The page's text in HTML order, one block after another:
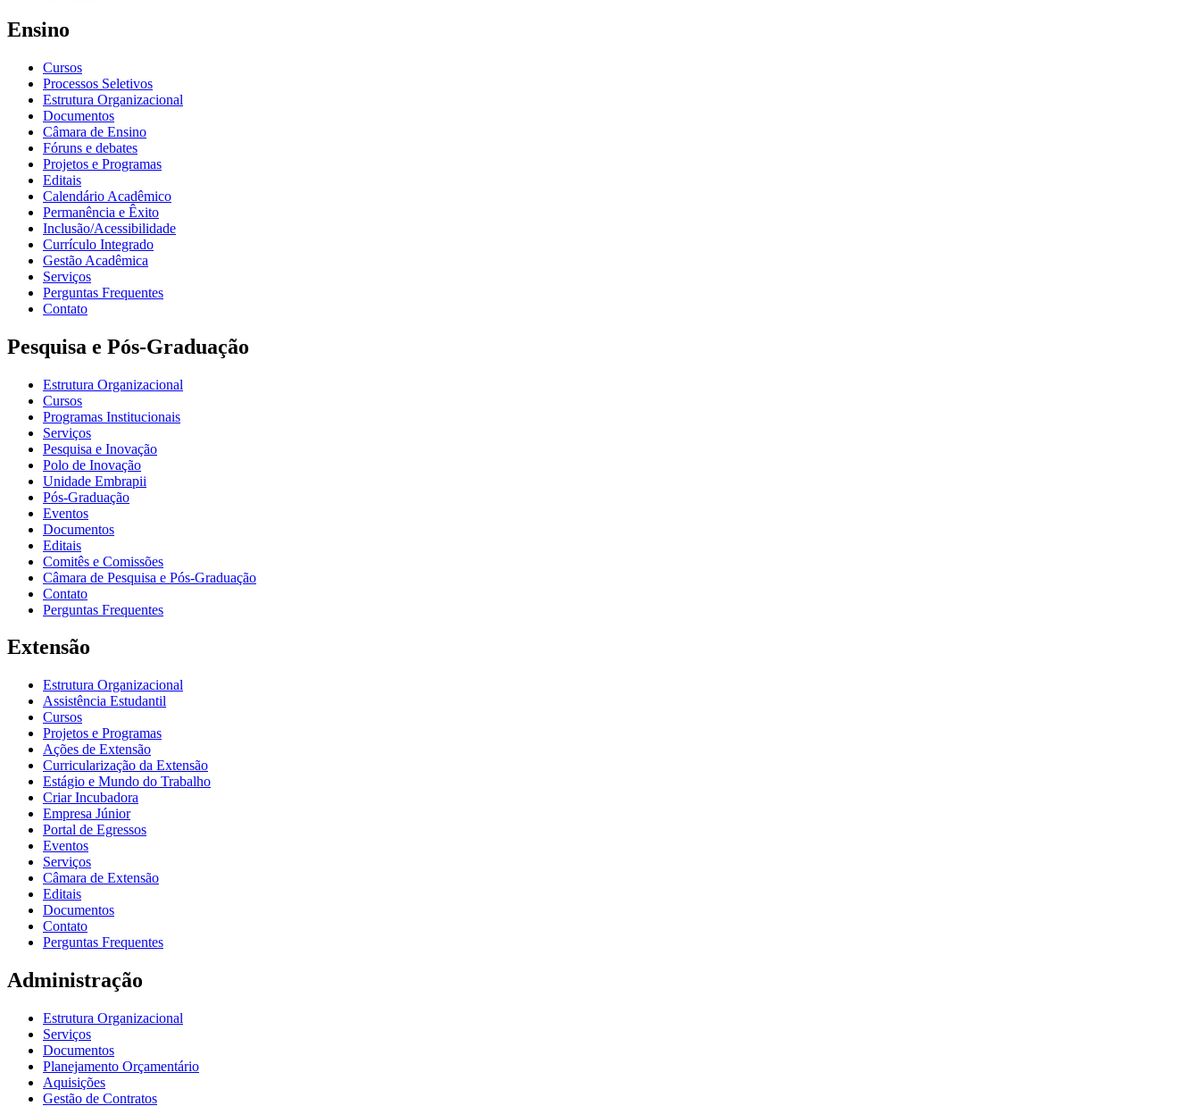
Ensino
Cursos
Processos Seletivos
Estrutura Organizacional
Documentos
Câmara de Ensino
Fóruns e debates
Projetos e Programas
Editais
Calendário Acadêmico
Permanência e Êxito
Inclusão/Acessibilidade
Currículo Integrado
Gestão Acadêmica
Serviços
Perguntas Frequentes
Contato
Pesquisa e Pós-Graduação
Estrutura Organizacional
Cursos
Programas Institucionais
Serviços
Pesquisa e Inovação
Polo de Inovação
Unidade Embrapii
Pós-Graduação
Eventos
Documentos
Editais
Comitês e Comissões
Câmara de Pesquisa e Pós-Graduação
Contato
Perguntas Frequentes
Extensão
Estrutura Organizacional
Assistência Estudantil
Cursos
Projetos e Programas
Ações de Extensão
Curricularização da Extensão
Estágio e Mundo do Trabalho
Criar Incubadora
Empresa Júnior
Portal de Egressos
Eventos
Serviços
Câmara de Extensão
Editais
Documentos
Contato
Perguntas Frequentes
Administração
Estrutura Organizacional
Serviços
Documentos
Planejamento Orçamentário
Aquisições
Gestão de Contratos